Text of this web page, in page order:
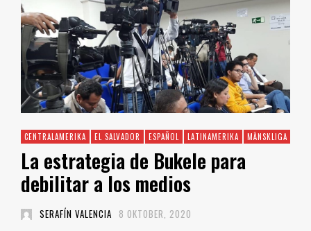
CENTRALAMERIKA EL SALVADOR ESPAÑOL LATINAMERIKA MÄNSKLIGA
La estrategia de Bukele para
debilitar a los medios
SERAFÍN VALENCIA 8 OKTOBER, 2020